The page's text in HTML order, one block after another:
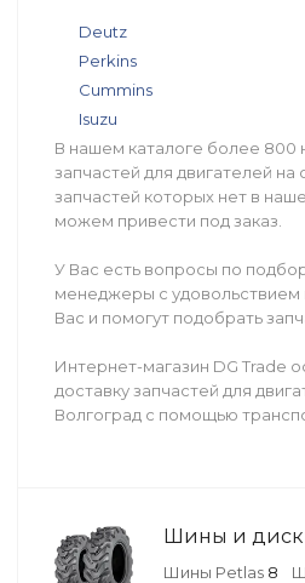
Deutz
Perkins
Cummins
Isuzu
В нашем каталоге более 800
запчастей для двигателей на
запчастей которых нет в
можем привести под заказ.
У Вас есть вопросы по
менеджеры с удовольствием
Вас и помогут подобрать
Интернет-магазин DG Trade
доставку запчастей для
Волгоград с помощью
Шины и
Шины Petlas 8